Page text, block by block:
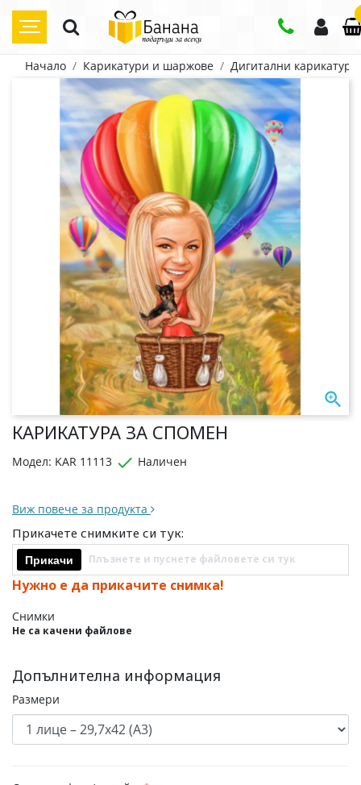
Начало Карикатури и шаржове Дигитални карикатури

КАРИКАТУРА ЗА СПОМЕН
Модел: KAR 11113  Наличен
Виж повече за продукта
Прикачете снимките си тук:
Прикачи Плъзнете и пуснете файловете си тук
Нужно е да прикачите снимка!
Снимки
Не са качени файлове
Допълнителна информация
Размери